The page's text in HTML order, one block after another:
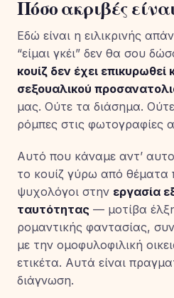
Πόσο ακριβές
Εδώ είναι η ειλικρινής
“είμαι γκέι” δεν θα σου
κουίζ δεν έχει
σεξουαλικού
μας. Ούτε τα διάσημα.
ρόμπες στις φωτογραφίες
Αυτό που κάναμε αντ’
το κουίζ γύρω από θέματα
ψυχολόγοι στην εργασία
ταυτότητας — μοτίβα
ρομαντικής φαντασίας,
με την ομοφυλοφιλική
ετικέτα. Αυτά είναι
διάγνωση.